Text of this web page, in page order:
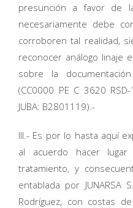
presunción a favor de
necesariamente debe
corroboren tal realidad,
reconocer análogo linaje
sobre la
(CC0000 PE C 3620
JUBA: B2801119).-
III.- Es por lo hasta aquí
al acuerdo hacer
tratamiento, y
entablada por JUNARSA
Rodríguez, con costas